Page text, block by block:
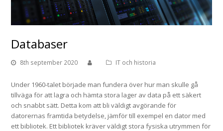
Databaser
8th september 2020 IT och historia
Under 1960-talet började man fundera över hur man skulle gå
tillväga för att lagra och hämta stora lager av data på ett säkert
och snabbt sätt. Detta kom att bli väldigt avgörande för
datorernas framtida betydelse, jämför till exempel en dator med
ett bibliotek. Ett bibliotek kräver väldigt stora fysiska utrymmen för